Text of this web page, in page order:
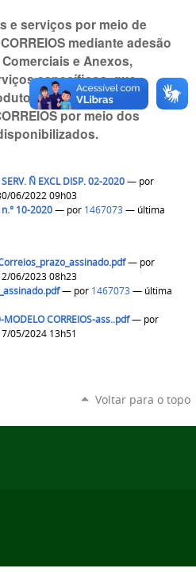
e serviços por meio de
mediante adesão
e Anexos,
específicos, que
e utilização dos
por meio dos
Ñ EXCL DISP. 02-2020— por
06/2022 09h03
10-2020— por 1467073 — última
— por
06/2023 08h23
— por 1467073 — última
CORREIOS-ass..pdf— por
05/2024 13h51
Voltar para o topo